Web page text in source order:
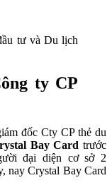
ty CP
đốc Cty CP thẻ du
Bay Card trước
đại diện cơ sở 2
nay Crystal Bay Card